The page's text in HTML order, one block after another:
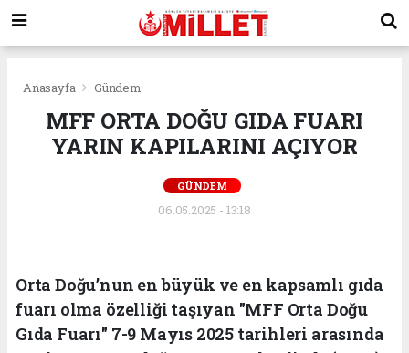
Anasayfa Gündem
MFF ORTA DOĞU GIDA FUARI
YARIN KAPILARINI AÇIYOR
GÜNDEM
06.05.2025 - 13:18
Orta Doğu’nun en büyük ve en kapsamlı gıda
fuarı olma özelliği taşıyan "MFF Orta Doğu
Gıda Fuarı" 7-9 Mayıs 2025 tarihleri arasında